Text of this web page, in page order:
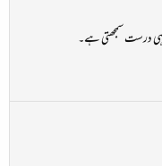
ہی درست سمجھتی ہے۔